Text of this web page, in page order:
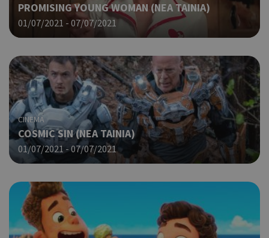
PROMISING YOUNG WOMAN (NΕΑ ΤΑΙΝΙΑ)
01/07/2021 - 07/07/2021
CINEMA
COSMIC SIN (ΝΕΑ ΤΑΙΝΙΑ)
01/07/2021 - 07/07/2021